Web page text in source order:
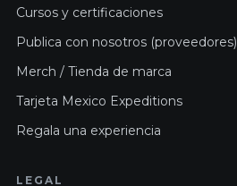
Cursos y certificaciones
Publica con nosotros (proveedores)
Merch / Tienda de marca
Tarjeta Mexico Expeditions
Regala una experiencia
LEGAL